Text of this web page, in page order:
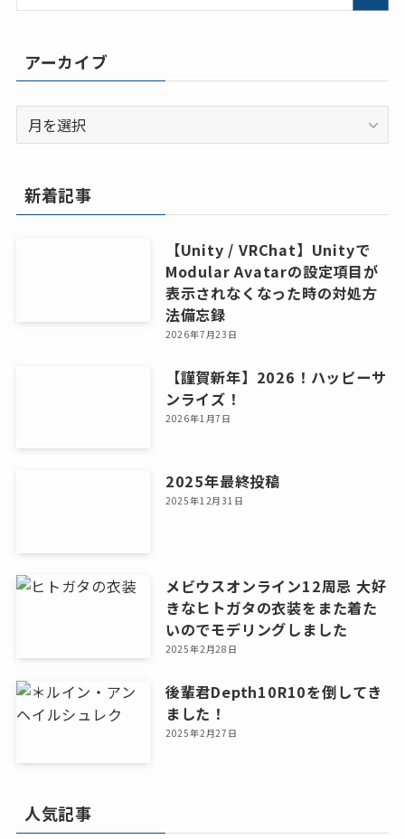
アーカイブ
ー
イ
ブ
新着記事
【Unity / VRChat】Unityで
Modular Avatarの設定項目が
表示されなくなった時の対処方
法備忘録
2026年7月23日
【謹賀新年】2026！ハッピーサ
ンライズ！
2026年1月7日
2025年最終投稿
2025年12月31日
メビウスオンライン12周忌 大好
きなヒトガタの衣装をまた着た
いのでモデリングしました
2025年2月28日
後輩君Depth10R10を倒してき
ました！
2025年2月27日
人気記事